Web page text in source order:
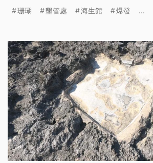
光線直接照在珊瑚，以免影響珊瑚產
珊瑚 墾管處 海生館 爆發 ...